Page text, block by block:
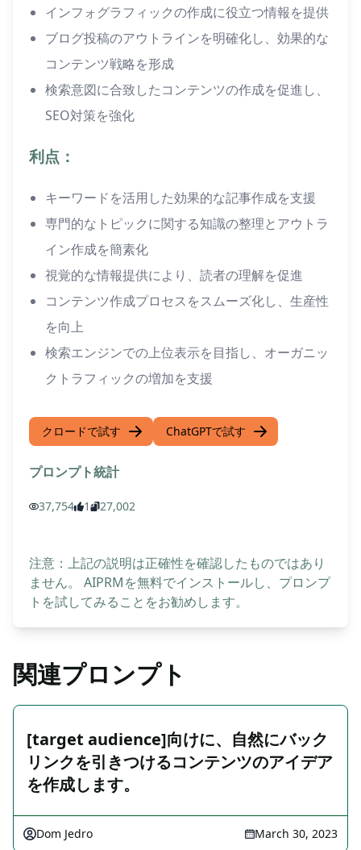
インフォグラフィックの作成に役立つ情報を提供
ブログ投稿のアウトラインを明確化し、効果的な
コンテンツ戦略を形成
検索意図に合致したコンテンツの作成を促進し、
SEO対策を強化
利点：
キーワードを活用した効果的な記事作成を支援
専門的なトピックに関する知識の整理とアウトラ
イン作成を簡素化
視覚的な情報提供により、読者の理解を促進
コンテンツ作成プロセスをスムーズ化し、生産性
を向上
検索エンジンでの上位表示を目指し、オーガニッ
クトラフィックの増加を支援
クロードで試す ChatGPTで試す
プロンプト統計
37,754 1 27,002
注意：上記の説明は正確性を確認したものではあり
ません。 AIPRMを無料でインストールし、プロンプ
トを試してみることをお勧めします。
関連プロンプト
[target audience]向けに、自然にバック
リンクを引きつけるコンテンツのアイデア
を作成します。
Dom Jedro March 30, 2023